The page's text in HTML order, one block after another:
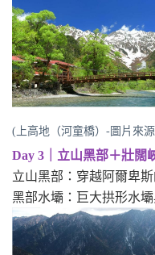
(上高地（河童橋）-圖片來
Day 3｜立山黑部＋壯闊
立山黑部：穿越阿爾卑
黑部水壩：巨大拱形水